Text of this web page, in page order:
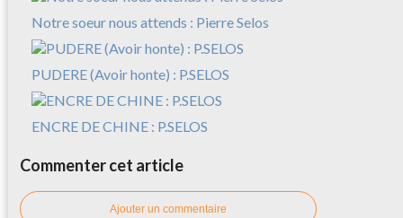
Notre soeur nous attends : Pierre Selos
PUDERE (Avoir honte) : P.SELOS
ENCRE DE CHINE : P.SELOS
Commenter cet article
Ajouter un commentaire